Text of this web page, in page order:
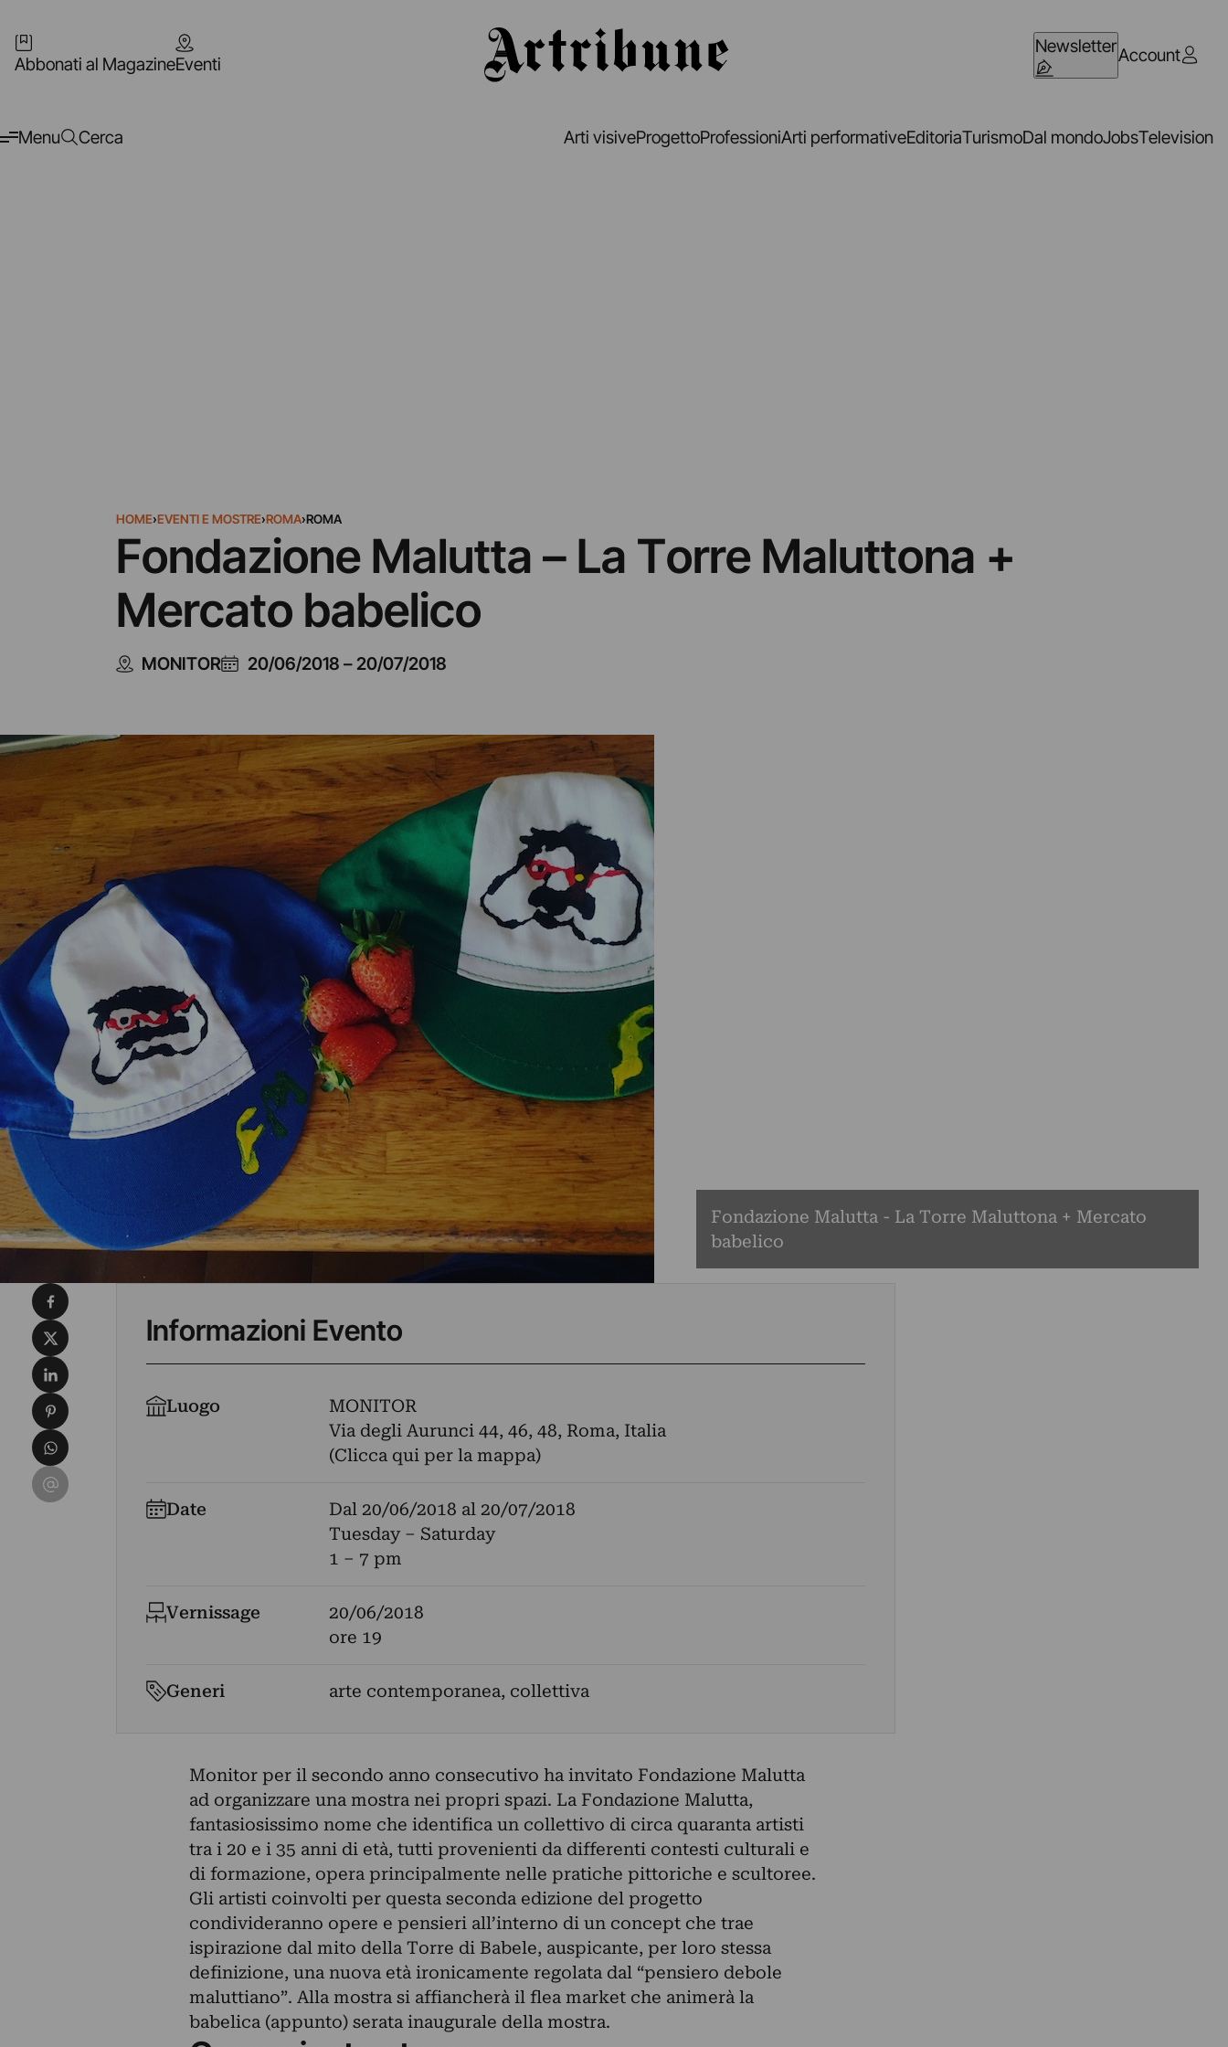
Abbonati al MagazineEventi
NewsletterAccount
Menu Cerca Arti visiveProgettoProfessioniArti performativeEditoriaTurismoDal mondoJobsTelevision
HOME›EVENTI E MOSTRE›ROMA›ROMA
Fondazione Malutta – La Torre Maluttona +
Mercato babelico
MONITOR 20/06/2018 – 20/07/2018
Fondazione Malutta - La Torre Maluttona + Mercato
babelico
Informazioni Evento
Luogo
MONITOR
Via degli Aurunci 44, 46, 48, Roma, Italia
(Clicca qui per la mappa)
Date Dal 20/06/2018 al 20/07/2018
Tuesday – Saturday
1 – 7 pm
Vernissage
20/06/2018
ore 19
Generi arte contemporanea, collettiva
Monitor per il secondo anno consecutivo ha invitato Fondazione Malutta
ad organizzare una mostra nei propri spazi. La Fondazione Malutta,
fantasiosissimo nome che identifica un collettivo di circa quaranta artisti
tra i 20 e i 35 anni di età, tutti provenienti da differenti contesti culturali e
di formazione, opera principalmente nelle pratiche pittoriche e scultoree.
Gli artisti coinvolti per questa seconda edizione del progetto
condivideranno opere e pensieri all’interno di un concept che trae
ispirazione dal mito della Torre di Babele, auspicante, per loro stessa
definizione, una nuova età ironicamente regolata dal “pensiero debole
maluttiano”. Alla mostra si affiancherà il flea market che animerà la
babelica (appunto) serata inaugurale della mostra.
Condividi su Facebook
Condividi su X
Condividi su LinkedIn
Condividi su Pinterest
Condividi su WhatsApp
Condividi su Email